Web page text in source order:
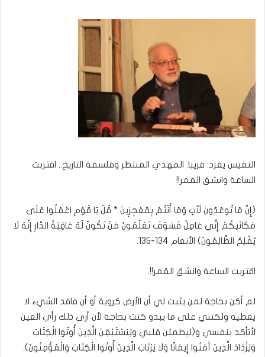
إلكترونيا
النفيس يغرد: قريبا: المهدي المنتظر وفلسفة التاريخ.. اقتربت
الساعة وانشق القمر!!
(إِنَّ مَا تُوعَدُونَ لَآَتٍ وَمَا أَنْتُمْ بِمُعْجِزِينَ * قُلْ يَا قَوْمِ اعْمَلُوا عَلَى
مَكَانَتِكُمْ إِنِّي عَامِلٌ فَسَوْفَ تَعْلَمُونَ مَنْ تَكُونُ لَهُ عَاقِبَةُ الدَّارِ إِنَّهُ لَا
يُفْلِحُ الظَّالِمُونَ) الأنعام 134-135.
اقتربت الساعة وانشق القمر!!.
لم أكن بحاجة لمن يثبت لي أن الأرض كروية أو أن فاقد الشيء لا
يعطيه ولكنني على ما يبدو كنت بحاجة لأن أرى ذلك رأي العين
لأتأكد بنفسي و(ليطمئن قلبي ولِيَسْتَيْقِنَ الَّذِينَ أُوتُوا الْكِتَابَ
وَيَزْدَادَ الَّذِينَ آَمَنُوا إِيمَانًا وَلَا يَرْتَابَ الَّذِينَ أُوتُوا الْكِتَابَ وَالْمُؤْمِنُونَ).